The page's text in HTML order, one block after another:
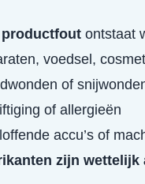
productfout ontstaat
voedsel,
of
of allergieën
accu’s of
zijn